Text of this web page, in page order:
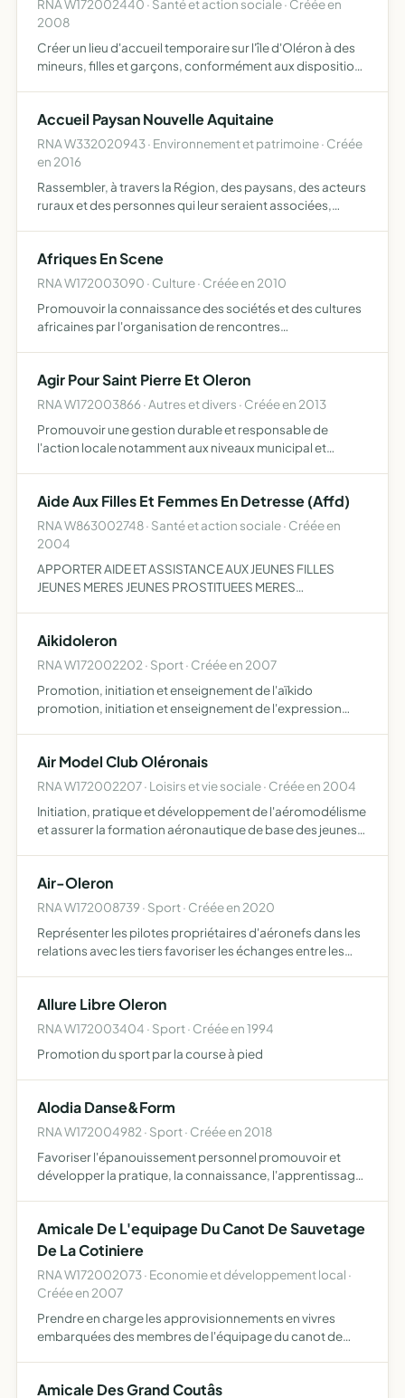
RNA W172002440 · Santé et action sociale · Créée en
2008
Créer un lieu d'accueil temporaire sur l'île d'Oléron à des
mineurs, filles et garçons, conformément aux dispositions
Accueil Paysan Nouvelle Aquitaine
RNA W332020943 · Environnement et patrimoine · Créée
en 2016
Rassembler, à travers la Région, des paysans, des acteurs
ruraux et des personnes qui leur seraient associées,
Afriques En Scene
RNA W172003090 · Culture · Créée en 2010
Promouvoir la connaissance des sociétés et des cultures
africaines par l'organisation de rencontres
Agir Pour Saint Pierre Et Oleron
RNA W172003866 · Autres et divers · Créée en 2013
Promouvoir une gestion durable et responsable de
l'action locale notamment aux niveaux municipal et
et intercommun…
Aide Aux Filles Et Femmes En Detresse (Affd)
RNA W863002748 · Santé et action sociale · Créée en
2004
APPORTER AIDE ET ASSISTANCE AUX JEUNES FILLES
JEUNES MERES JEUNES PROSTITUEES MERES
Aikidoleron
RNA W172002202 · Sport · Créée en 2007
Promotion, initiation et enseignement de l'aïkido
promotion, initiation et enseignement de l'expression
renforcement d…
Air Model Club Oléronais
RNA W172002207 · Loisirs et vie sociale · Créée en 2004
Initiation, pratique et développement de l'aéromodélisme
et assurer la formation aéronautique de base des jeunes
Air-Oleron
RNA W172008739 · Sport · Créée en 2020
Représenter les pilotes propriétaires d'aéronefs dans les
relations avec les tiers favoriser les échanges entre les
Allure Libre Oleron
RNA W172003404 · Sport · Créée en 1994
Promotion du sport par la course à pied
Alodia Danse&Form
RNA W172004982 · Sport · Créée en 2018
Favoriser l'épanouissement personnel promouvoir et
développer la pratique, la connaissance, l'apprentissage,
Amicale De L'equipage Du Canot De Sauvetage
De La Cotiniere
RNA W172002073 · Economie et développement local ·
Créée en 2007
Prendre en charge les approvisionnements en vivres
embarquées des membres de l'équipage du canot de
Amicale Des Grand Coutâs